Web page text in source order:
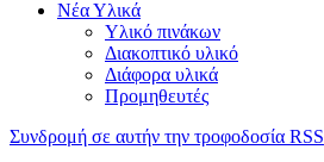
Νέα Υλικά
Υλικό πινάκων
Διακοπτικό υλικό
Διάφορα υλικά
Προμηθευτές
Συνδρομή σε αυτήν την τροφοδοσία RSS